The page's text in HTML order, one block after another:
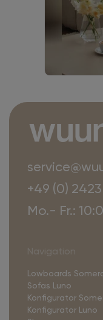
+49 (0)
Mo.- Fr.:
Lowboards
Sofas Luno
Konfigurator
Konfigurator Luno